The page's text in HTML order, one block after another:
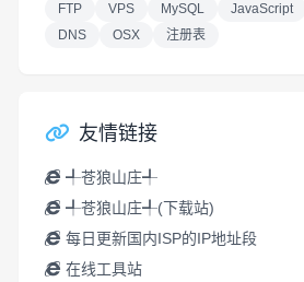
FTP
VPS MySQL
JavaScript
DNS
OSX 注册表
友情链接
╃苍狼山庄╃
╃苍狼山庄╃(下载站)
每日更新国内ISP的IP地址段
在线工具站